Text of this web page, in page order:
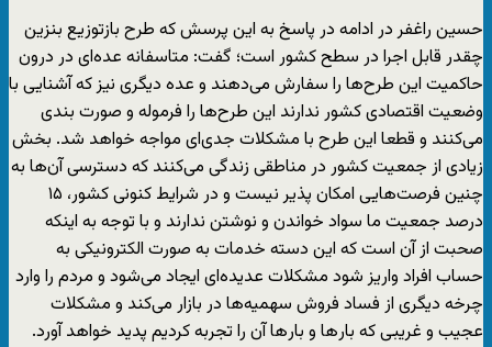
حسین راغفر در ادامه در پاسخ به این پرسش که طرح بازتوزیع بنزین
چقدر قابل اجرا در سطح کشور است؛ گفت: متاسفانه عده‌ای در درون
حاکمیت این طرح‌ها را سفارش می‌دهند و عده دیگری نیز که آشنایی با
وضعیت اقتصادی کشور ندارند این طرح‌ها را فرموله و صورت بندی
می‌کنند و قطعا این طرح با مشکلات جدی‌ای مواجه خواهد شد. بخش
زیادی از جمعیت کشور در مناطقی زندگی می‌کنند که دسترسی آن‌ها به
چنین فرصت‌هایی امکان پذیر نیست و در شرایط کنونی کشور، ۱۵
درصد جمعیت ما سواد خواندن و نوشتن ندارند و با توجه به اینکه
صحبت از آن است که این دسته خدمات به صورت الکترونیکی به
حساب افراد واریز شود مشکلات عدیده‌ای ایجاد می‌شود و مردم را وارد
چرخه دیگری از فساد فروش سهمیه‌ها در بازار می‌کند و مشکلات
عجیب و غریبی که بار‌ها و بار‌ها آن را تجربه کردیم پدید خواهد آورد.